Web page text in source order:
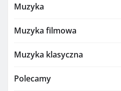
Muzyka
Muzyka filmowa
Muzyka klasyczna
Polecamy